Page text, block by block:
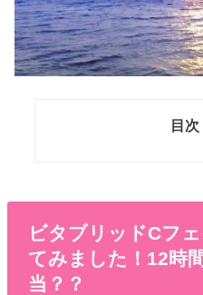
目次
ビタブリッドCフ
てみました！12時
当？？